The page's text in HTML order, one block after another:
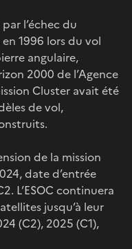
l’échec du
1996 lors du vol
angulaire,
2000 de l’Agence
Cluster avait été
de vol,
de la mission
date d’entrée
L’ESOC continuera
jusqu’à leur
(C2), 2025 (C1),